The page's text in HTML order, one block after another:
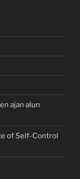
ajan alun
of Self-Control